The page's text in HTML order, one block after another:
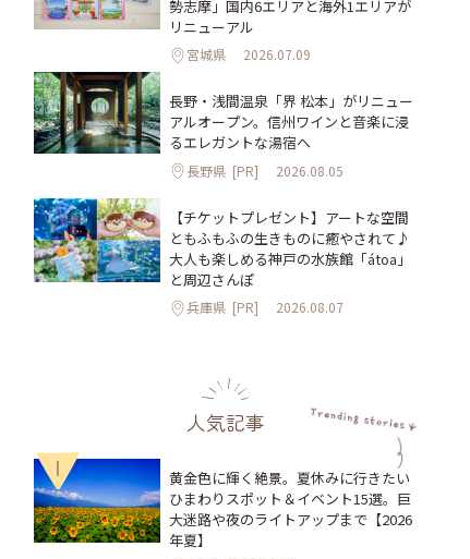
勢志摩」国内6エリアと海外1エリアが
リニューアル
宮城県 2026.07.09
長野・浅間温泉「界 松本」がリニュー
アルオープン。信州ワインと音楽に浸
るエレガントな湯宿へ
長野県 [PR] 2026.08.05
【チケットプレゼント】アートな空間
ともふもふの生きものに癒やされて♪
大人も楽しめる神戸の水族館「átoa」
と周辺さんぽ
兵庫県 [PR] 2026.08.07
人気記事
1
黄金色に輝く絶景。夏休みに行きたい
ひまわりスポット＆イベント15選。巨
大迷路や夜のライトアップまで【2026
年夏】